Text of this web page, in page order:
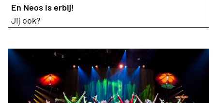
En Neos is erbij!
Jij ook?